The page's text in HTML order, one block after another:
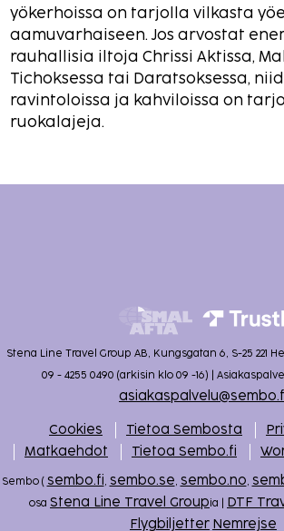
yökerhoissa on tarjolla vilkasta
aamuvarhaiseen. Jos arvostat
rauhallisia iltoja Chrissi Aktissa,
Tichoksessa tai Daratsoksessa,
ravintoloissa ja kahviloissa on
ruokalajeja.
Stena Line Travel Group AB, Kungsgatan 6, S-25 221
09 - 4255 0490 (arkisin klo 09 -16) |
Cookies Tietoa Sembosta
Matkaehdot
Tietoa Sembo.fi
Sembo ( sembo.fi sembo.se sembo.no
osa Stena Line Travel Groupia | DTF
Flygbiljetter Nemrejse